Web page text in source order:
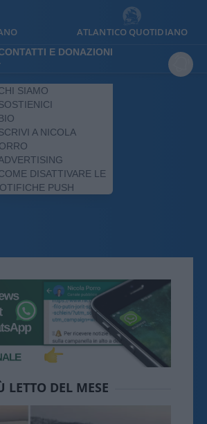
ATLANTICO QUOTIDIANO
E DONAZIONI
SIAMO
A NICOLA
DISATTIVARE LE
PUSH
LETTO DEL MESE